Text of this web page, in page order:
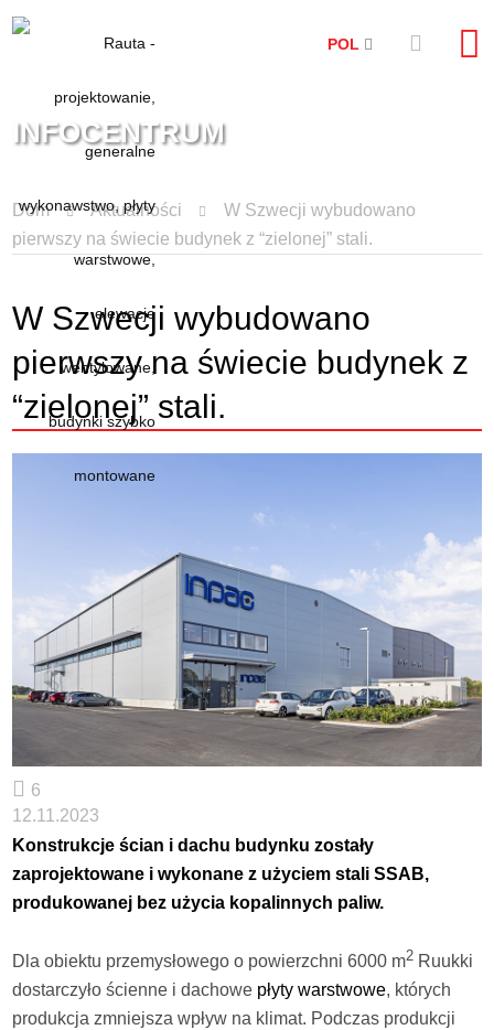
POL
INFOCENTRUM
Dom Aktualności
W Szwecji wybudowano
pierwszy na świecie budynek z “zielonej” stali.
W Szwecji wybudowano
pierwszy na świecie budynek z
“zielonej” stali.
6
12.11.2023
Konstrukcje ścian i dachu budynku zostały
zaprojektowane i wykonane z użyciem stali SSAB,
produkowanej bez użycia kopalinnych paliw.
Dla obiektu przemysłowego o powierzchni 6000 m2 Ruukki
dostarczyło ścienne i dachowe płyty warstwowe, których
produkcja zmniejsza wpływ na klimat. Podczas produkcji